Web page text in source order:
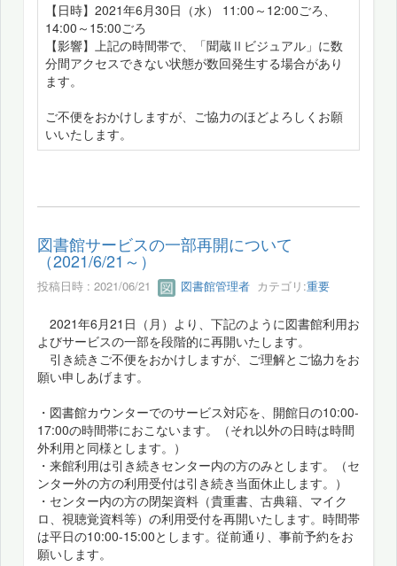
【日時】2021年6月30日（水） 11:00～12:00ごろ、
14:00～15:00ごろ
【影響】上記の時間帯で、「聞蔵Ⅱビジュアル」に数
分間アクセスできない状態が数回発生する場合があり
ます。
ご不便をおかけしますが、ご協力のほどよろしくお願
いいたします。
図書館サービスの一部再開について
（2021/6/21～）
投稿日時 : 2021/06/21 図書館管理者 カテゴリ:重要
2021年6月21日（月）より、下記のように図書館利用お
よびサービスの一部を段階的に再開いたします。
引き続きご不便をおかけしますが、ご理解とご協力をお
願い申しあげます。
・図書館カウンターでのサービス対応を、開館日の10:00-
17:00の時間帯におこないます。（それ以外の日時は時間
外利用と同様とします。）
・来館利用は引き続きセンター内の方のみとします。（セ
ンター外の方の利用受付は引き続き当面休止します。）
・センター内の方の閉架資料（貴重書、古典籍、マイク
ロ、視聴覚資料等）の利用受付を再開いたします。時間帯
は平日の10:00-15:00とします。従前通り、事前予約をお
願いします。